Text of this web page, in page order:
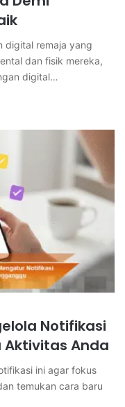
digital remaja yang
dan fisik mereka,
digital…
Notifikasi
Aktivitas Anda
ini agar fokus
temukan cara baru